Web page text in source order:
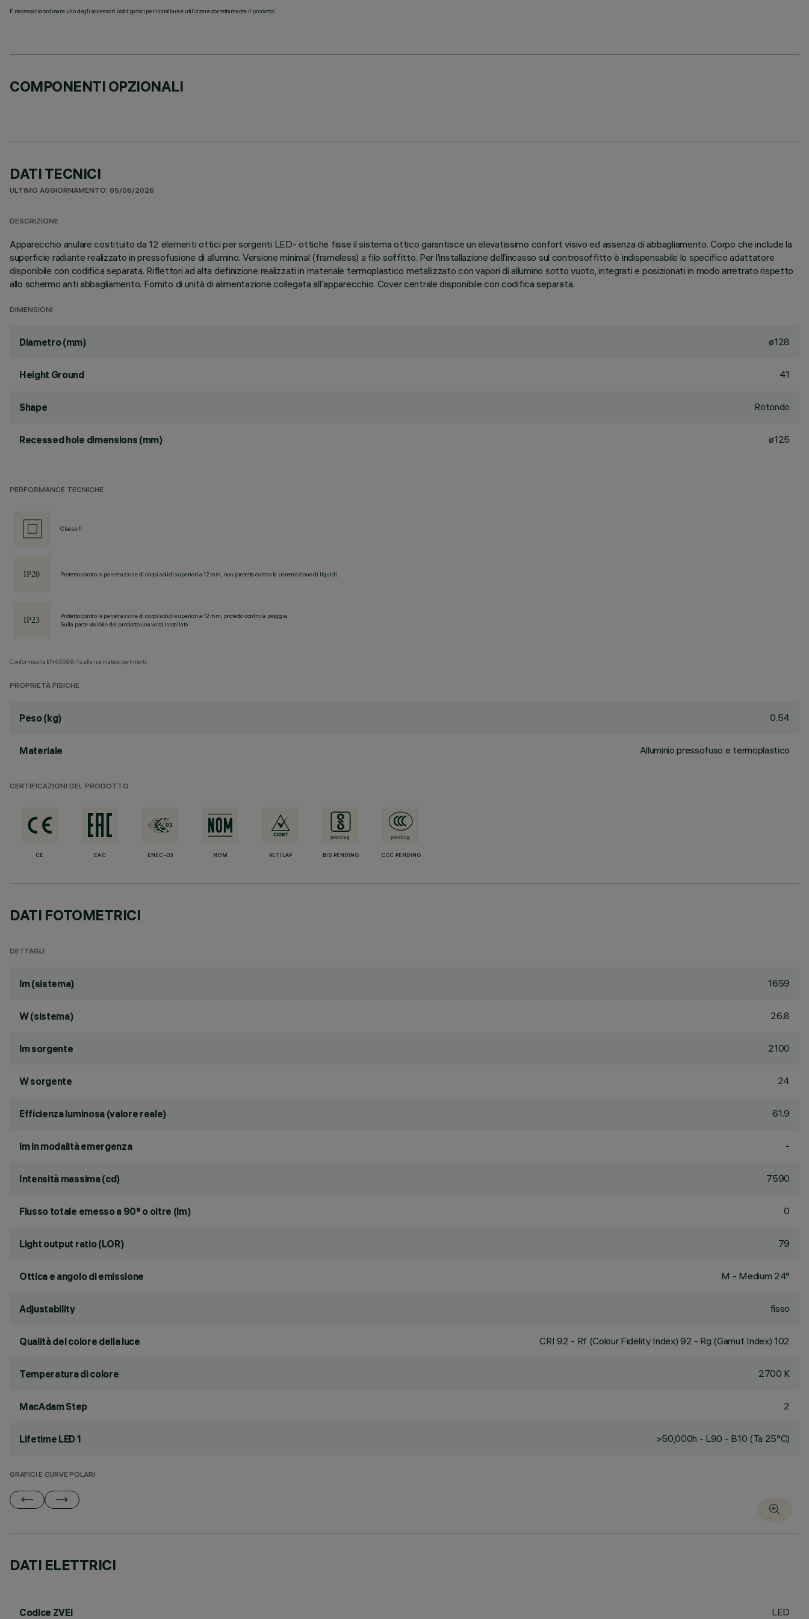
È necessario ordinare uno degli accessori obbligatori per installare e utilizzare correttamente il prodotto:
COMPONENTI OPZIONALI
DATI TECNICI
ULTIMO AGGIORNAMENTO: 05/08/2026
DESCRIZIONE
Apparecchio anulare costituito da 12 elementi ottici per sorgenti LED- ottiche fisse il sistema ottico garantisce un elevatissimo confort visivo ed assenza di abbagliamento. Corpo che include la
superficie radiante realizzato in pressofusione di allumino. Versione minimal (frameless) a filo soffitto. Per l’installazione dell’incasso sul controsoffitto è indispensabile lo specifico adattatore
disponibile con codifica separata. Riflettori ad alta definizione realizzati in materiale termoplastico metallizzato con vapori di allumino sotto vuoto, integrati e posizionati in modo arretrato rispetto
allo schermo anti abbagliamento. Fornito di unità di alimentazione collegata all'apparecchio. Cover centrale disponibile con codifica separata.
DIMENSIONI
Diametro (mm) ø128
Height Ground 41
Shape Rotondo
Recessed hole dimensions (mm) ø125
PERFORMANCE TECNICHE
Classe II
Protetto contro la penetrazione di corpi solidi superiori a 12 mm, non protetto contro la penetrazione di liquidi.
Protetto contro la penetrazione di corpi solidi superiori a 12 mm, protetto contro la pioggia.
Sulla parte visibile del prodotto una volta installato
Conforme alla EN60598-1 e alle normative pertinenti.
PROPRIETÀ FISICHE
Peso (kg) 0.54
Materiale Alluminio pressofuso e termoplastico
CERTIFICAZIONI DEL PRODOTTO
CE EAC ENEC-03 NOM RETILAP BIS PENDING CCC PENDING
DATI FOTOMETRICI
DETTAGLI
lm (sistema) 1659
W (sistema) 26.8
lm sorgente 2100
W sorgente 24
Efficienza luminosa (valore reale) 61.9
lm in modalità emergenza -
Intensità massima (cd) 7590
Flusso totale emesso a 90° o oltre (lm) 0
Light output ratio (LOR) 79
Ottica e angolo di emissione M - Medium 24°
Adjustability fisso
Qualità del colore della luce CRI92 - Rf (Colour Fidelity Index) 92 - Rg (Gamut Index) 102
Temperatura di colore 2700 K
MacAdam Step 2
Lifetime LED 1 >50,000h - L90 - B10 (Ta 25°C)
GRAFICI E CURVE POLARI
DATI ELETTRICI
Codice ZVEI LED